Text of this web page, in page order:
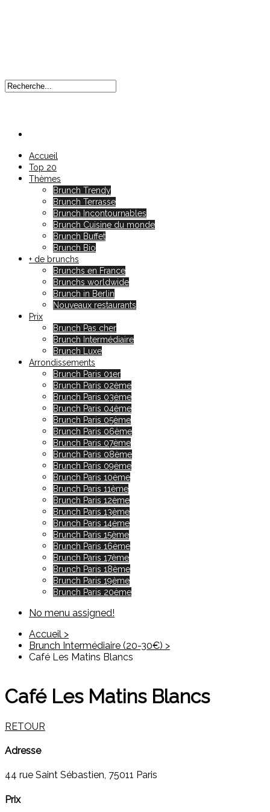
Accueil
Top 20
Thèmes
Brunch Trendy
Brunch Terrasse
Brunch Incontournables
Brunch Cuisine du monde
Brunch Buffet
Brunch Bio
+ de brunchs
Brunchs en France
Brunchs worldwide
Brunch in Berlin
Nouveaux restaurants
Prix
Brunch Pas cher
Brunch Intermédiaire
Brunch Luxe
Arrondissements
Brunch Paris 01er
Brunch Paris 02ème
Brunch Paris 03ème
Brunch Paris 04ème
Brunch Paris 05ème
Brunch Paris 06ème
Brunch Paris 07ème
Brunch Paris 08ème
Brunch Paris 09ème
Brunch Paris 10ème
Brunch Paris 11ème
Brunch Paris 12ème
Brunch Paris 13ème
Brunch Paris 14ème
Brunch Paris 15ème
Brunch Paris 16ème
Brunch Paris 17ème
Brunch Paris 18ème
Brunch Paris 19ème
Brunch Paris 20ème
No menu assigned!
Accueil >
Brunch Intermédiaire (20-30€) >
Café Les Matins Blancs
Café Les Matins Blancs
RETOUR
Adresse
44 rue Saint Sébastien, 75011 Paris
Prix